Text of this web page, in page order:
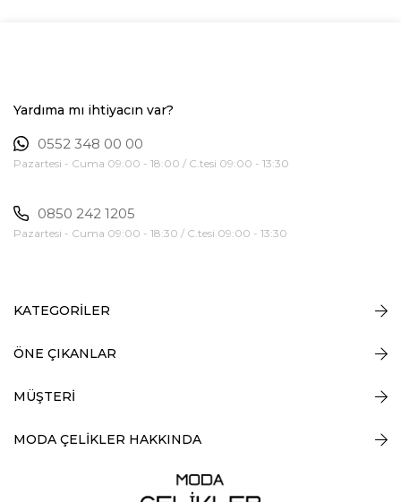
Yardıma mı ihtiyacın var?
0552 348 00 00
Pazartesi - Cuma 09:00 - 18:00 / C.tesi 09:00 - 13:30
0850 242 1205
Pazartesi - Cuma 09:00 - 18:30 / C.tesi 09:00 - 13:30
KATEGORİLER
ÖNE ÇIKANLAR
MÜŞTERİ
MODA ÇELİKLER HAKKINDA